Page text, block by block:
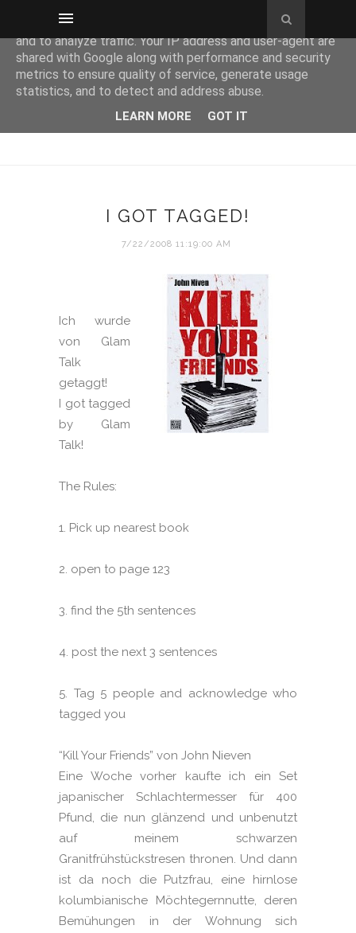
I GOT TAGGED!
7/22/2008 11:19:00 AM
Ich wurde
von Glam
Talk
getaggt!
I got tagged
by Glam
Talk!
The Rules:
1. Pick up nearest book
2. open to page 123
3. find the 5th sentences
4. post the next 3 sentences
5. Tag 5 people and acknowledge who
tagged you
“Kill Your Friends” von John Nieven
Eine Woche vorher kaufte ich ein Set
japanischer Schlachtermesser für 400
Pfund, die nun glänzend und unbenutzt
auf meinem schwarzen
Granitfrühstückstresen thronen. Und dann
ist da noch die Putzfrau, eine hirnlose
kolumbianische Möchtegernnutte, deren
Bemühungen in der Wohnung sich
This site uses cookies from Google to deliver its services
and to analyze traffic. Your IP address and user-agent are
shared with Google along with performance and security
metrics to ensure quality of service, generate usage
statistics, and to detect and address abuse.
LEARN MORE GOT IT